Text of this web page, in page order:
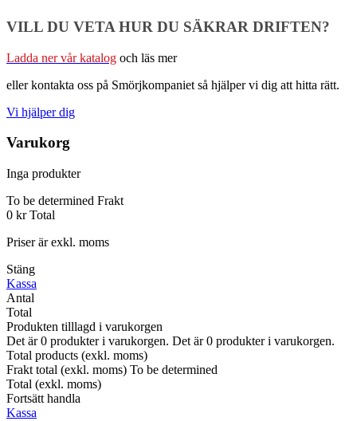
VILL DU VETA HUR DU SÄKRAR DRIFTEN?
Ladda ner vår katalog och läs mer
eller kontakta oss på Smörjkompaniet så hjälper vi dig att hitta rätt.
Vi hjälper dig
Varukorg
Inga produkter
To be determined Frakt
0 kr Total
Priser är exkl. moms
Stäng
Kassa
Antal
Total
Produkten tilllagd i varukorgen
Det är0 produkter i varukorgen. Det är0 produkter i varukorgen.
Total products (exkl. moms)
Frakt total (exkl. moms) To be determined
Total (exkl. moms)
Fortsätt handla
Kassa